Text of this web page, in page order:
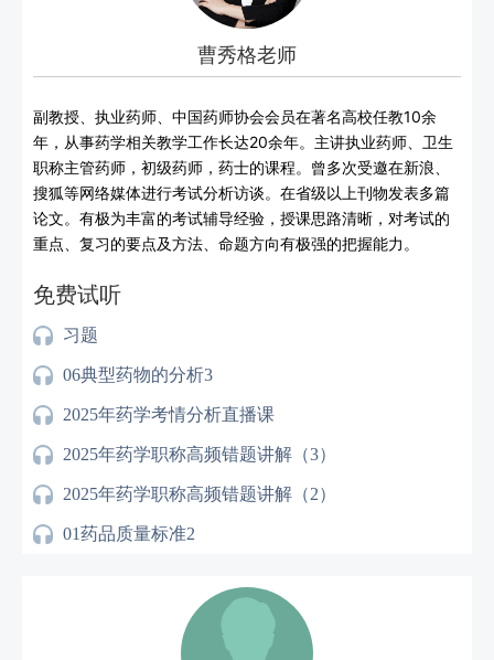
曹秀格老师
副教授、执业药师、中国药师协会会员在著名高校任教10余
年，从事药学相关教学工作长达20余年。主讲执业药师、卫生
职称主管药师，初级药师，药士的课程。曾多次受邀在新浪、
搜狐等网络媒体进行考试分析访谈。在省级以上刊物发表多篇
论文。有极为丰富的考试辅导经验，授课思路清晰，对考试的
重点、复习的要点及方法、命题方向有极强的把握能力。
免费试听
习题
06典型药物的分析3
2025年药学考情分析直播课
2025年药学职称高频错题讲解（3）
2025年药学职称高频错题讲解（2）
01药品质量标准2